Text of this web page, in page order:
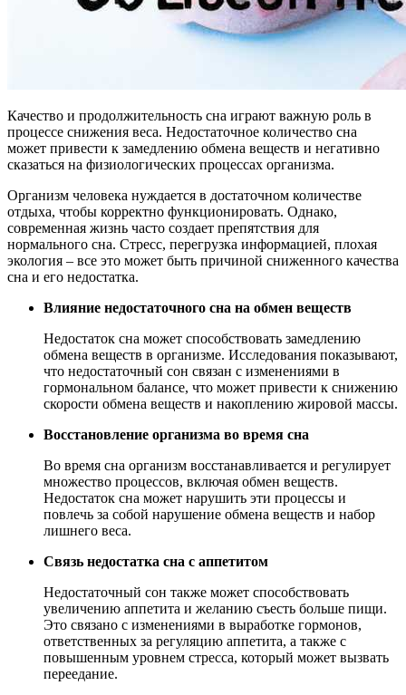
Качество и продолжительность сна играют важную роль в
процессе снижения веса. Недостаточное количество сна
может привести к замедлению обмена веществ и негативно
сказаться на физиологических процессах организма.
Организм человека нуждается в достаточном количестве
отдыха, чтобы корректно функционировать. Однако,
современная жизнь часто создает препятствия для
нормального сна. Стресс, перегрузка информацией, плохая
экология – все это может быть причиной сниженного качества
сна и его недостатка.
Влияние недостаточного сна на обмен веществ
Недостаток сна может способствовать замедлению
обмена веществ в организме. Исследования показывают,
что недостаточный сон связан с изменениями в
гормональном балансе, что может привести к снижению
скорости обмена веществ и накоплению жировой массы.
Восстановление организма во время сна
Во время сна организм восстанавливается и регулирует
множество процессов, включая обмен веществ.
Недостаток сна может нарушить эти процессы и
повлечь за собой нарушение обмена веществ и набор
лишнего веса.
Связь недостатка сна с аппетитом
Недостаточный сон также может способствовать
увеличению аппетита и желанию съесть больше пищи.
Это связано с изменениями в выработке гормонов,
ответственных за регуляцию аппетита, а также с
повышенным уровнем стресса, который может вызвать
переедание.